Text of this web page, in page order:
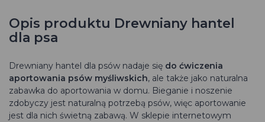
Opis produktu Drewniany hantel
dla psa
Drewniany hantel dla psów nadaje się do ćwiczenia
aportowania psów myśliwskich, ale także jako naturalna
zabawka do aportowania w domu. Bieganie i noszenie
zdobyczy jest naturalną potrzebą psów, więc aportowanie
jest dla nich świetną zabawą. W sklepie internetowym